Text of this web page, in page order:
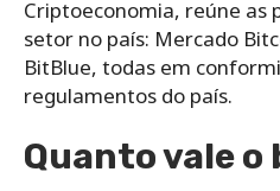
Criptoeconomia, reúne as
setor no país: Mercado
BitBlue, todas em
regulamentos do país.
Quanto vale